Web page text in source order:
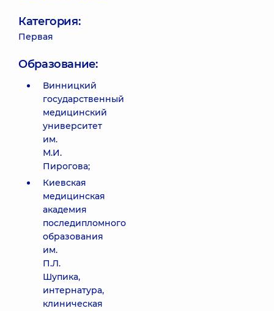
Категория:
Первая
Образование:
Винницкий
государственный
медицинский
университет
им.
М.И.
Пирогова;
Киевская
медицинская
академия
последипломного
образования
им.
П.Л.
Шупика,
интернатура,
клиническая